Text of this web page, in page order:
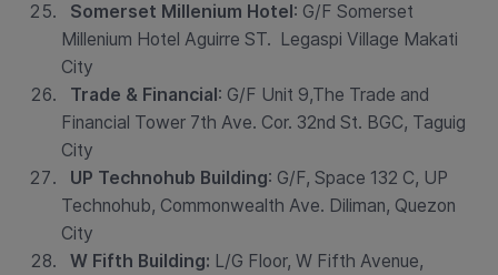
Somerset Millenium Hotel : G/F Somerset
Millenium Hotel Aguirre ST. Legaspi Village Makati
City
Trade & Financial : G/F Unit 9,The Trade and
Financial Tower 7th Ave. Cor. 32nd St. BGC, Taguig
City
UP Technohub Building: G/F, Space 132 C, UP
Technohub, Commonwealth Ave. Diliman, Quezon
City
W Fifth Building: L/G Floor, W Fifth Avenue,